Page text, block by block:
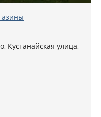
Кустанайская улица,